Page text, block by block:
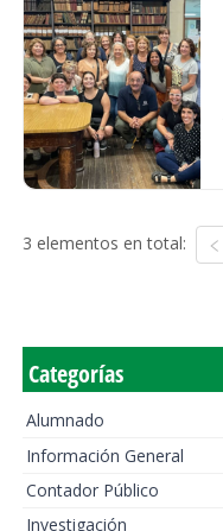
3 elementos en total:
Categorías
Alumnado
Información General
Contador Público
Investigación